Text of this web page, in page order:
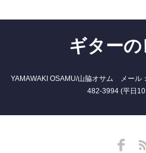
ギター
YAMAWAKI OSAMU/山脇オサム メー
482-3994 (平日